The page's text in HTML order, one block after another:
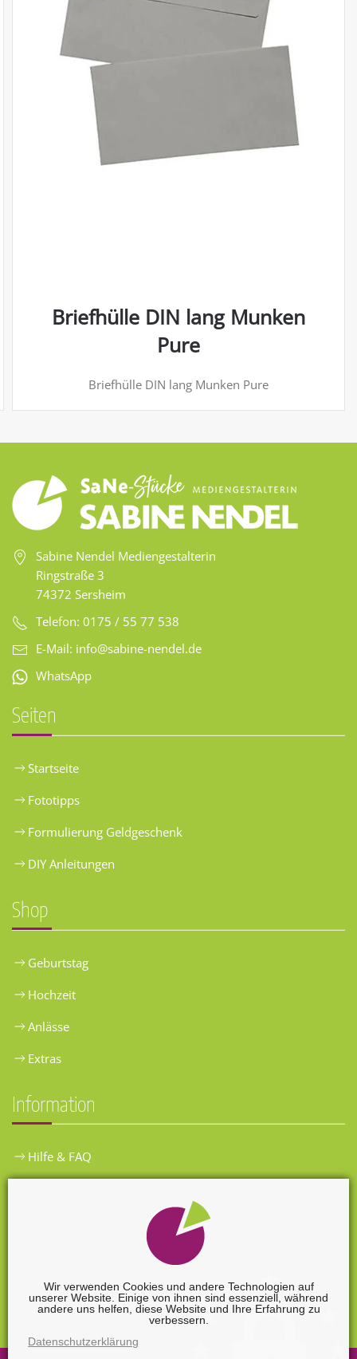
Wir verwenden Cookies und andere Technologien auf
unserer Website. Einige von ihnen sind essenziell, während
andere uns helfen, diese Website und Ihre Erfahrung zu
verbessern.
Datenschutzerklärung
Briefhülle DIN lang Munken
Pure
Briefhülle DIN lang Munken Pure
Sabine Nendel Mediengestalterin
Ringstraße 3
74372 Sersheim
Telefon: 0175 / 55 77 538
E-Mail: info@sabine-nendel.de
WhatsApp
Seiten
Startseite
Fototipps
Formulierung Geldgeschenk
DIY Anleitungen
Shop
Geburtstag
Hochzeit
Anlässe
Extras
Information
Hilfe & FAQ
Widerrufsformular